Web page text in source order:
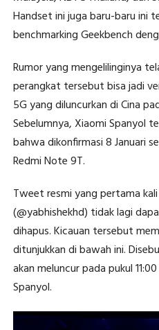
Handset ini juga baru-baru ini
benchmarking Geekbench
Rumor yang mengelilinginya
perangkat tersebut bisa jadi
5G yang diluncurkan di Cina
Sebelumnya, Xiaomi Spanyol
bahwa dikonfirmasi 8 Januari
Redmi Note 9T.
Tweet resmi yang pertama
(@yabhishekhd) tidak lagi
dihapus. Kicauan tersebut
ditunjukkan di bawah ini.
akan meluncur pada pukul
Spanyol.